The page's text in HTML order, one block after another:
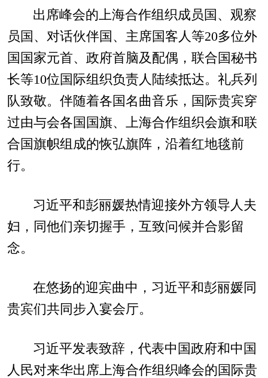
出席峰会的上海合作组织成员国、观察
员国、对话伙伴国、主席国客人等20多位外
国国家元首、政府首脑及配偶，联合国秘书
长等10位国际组织负责人陆续抵达。礼兵列
队致敬。伴随着各国名曲音乐，国际贵宾穿
过由与会各国国旗、上海合作组织会旗和联
合国旗帜组成的恢弘旗阵，沿着红地毯前
行。
习近平和彭丽媛热情迎接外方领导人夫
妇，同他们亲切握手，互致问候并合影留
念。
在悠扬的迎宾曲中，习近平和彭丽媛同
贵宾们共同步入宴会厅。
习近平发表致辞，代表中国政府和中国
人民对来华出席上海合作组织峰会的国际贵